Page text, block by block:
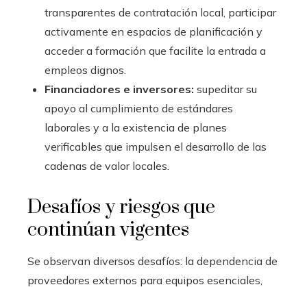
transparentes de contratación local, participar
activamente en espacios de planificación y
acceder a formación que facilite la entrada a
empleos dignos.
Financiadores e inversores: supeditar su
apoyo al cumplimiento de estándares
laborales y a la existencia de planes
verificables que impulsen el desarrollo de las
cadenas de valor locales.
Desafíos y riesgos que
continúan vigentes
Se observan diversos desafíos: la dependencia de
proveedores externos para equipos esenciales,